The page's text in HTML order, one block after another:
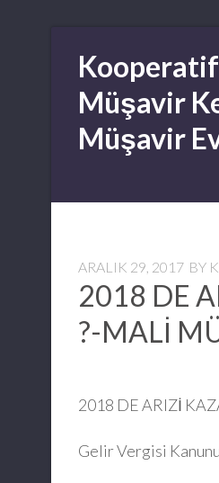
contentKooperatif
Müşavir
Müşavir
ARALIK 29, 2017 BY
2018 DE
?-MALİ
2018 DE ARIZİ
Gelir Vergisi